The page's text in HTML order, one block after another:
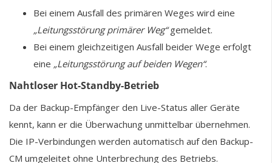
Bei einem Ausfall des primären Weges wird eine
„Leitungsstörung primärer Weg“gemeldet.
Bei einem gleichzeitigen Ausfall beider Wege erfolgt
eine „Leitungsstörung auf beiden Wegen“.
Nahtloser Hot-Standby-Betrieb
Da der Backup-Empfänger den Live-Status aller Geräte
kennt, kann er die Überwachung unmittelbar übernehmen.
Die IP-Verbindungen werden automatisch auf den Backup-
CM umgeleitet ohne Unterbrechung des Betriebs.